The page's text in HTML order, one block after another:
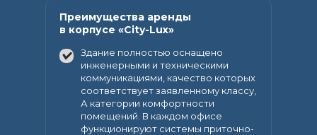
Здание полностью оснащено
инженерными и техническими
коммуникациями, качество которых
соответствует заявленному классу,
А категории комфортности
помещений. В каждом офисе
функционируют системы приточно-
Преимущества аренды
в корпусе «City-Lux»